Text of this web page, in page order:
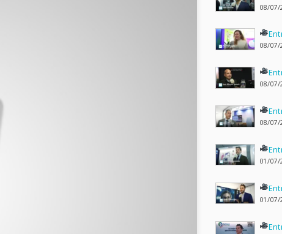
08/07/
08/07/
08/07/
08/07/
01/07/
01/07/